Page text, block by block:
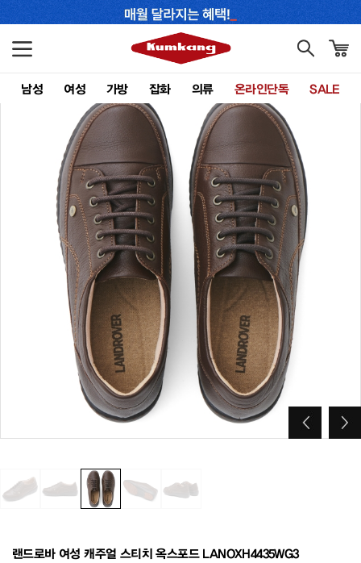
남성 여성 가방 잡화 의류 온라인단독 SALE
랜드로바 여성 캐주얼 스티치 옥스포드 LANOXH4435WG3